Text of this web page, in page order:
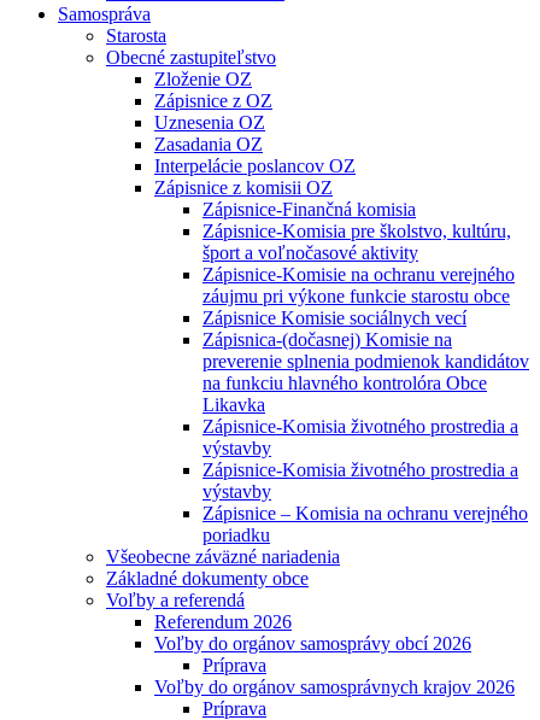
Samospráva
Starosta
Obecné zastupiteľstvo
Zloženie OZ
Zápisnice z OZ
Uznesenia OZ
Zasadania OZ
Interpelácie poslancov OZ
Zápisnice z komisii OZ
Zápisnice-Finančná komisia
Zápisnice-Komisia pre školstvo, kultúru,
šport a voľnočasové aktivity
Zápisnice-Komisie na ochranu verejného
záujmu pri výkone funkcie starostu obce
Zápisnice Komisie sociálnych vecí
Zápisnica-(dočasnej) Komisie na
preverenie splnenia podmienok kandidátov
na funkciu hlavného kontrolóra Obce
Likavka
Zápisnice-Komisia životného prostredia a
výstavby
Zápisnice-Komisia životného prostredia a
výstavby
Zápisnice – Komisia na ochranu verejného
poriadku
Všeobecne záväzné nariadenia
Základné dokumenty obce
Voľby a referendá
Referendum 2026
Voľby do orgánov samosprávy obcí 2026
Príprava
Voľby do orgánov samosprávnych krajov 2026
Príprava